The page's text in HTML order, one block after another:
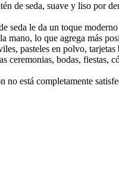
de seda, suave y liso por
seda le da un toque
mano, lo que agrega más
pasteles en polvo,
ceremonias, bodas, fiestas,
está completamente